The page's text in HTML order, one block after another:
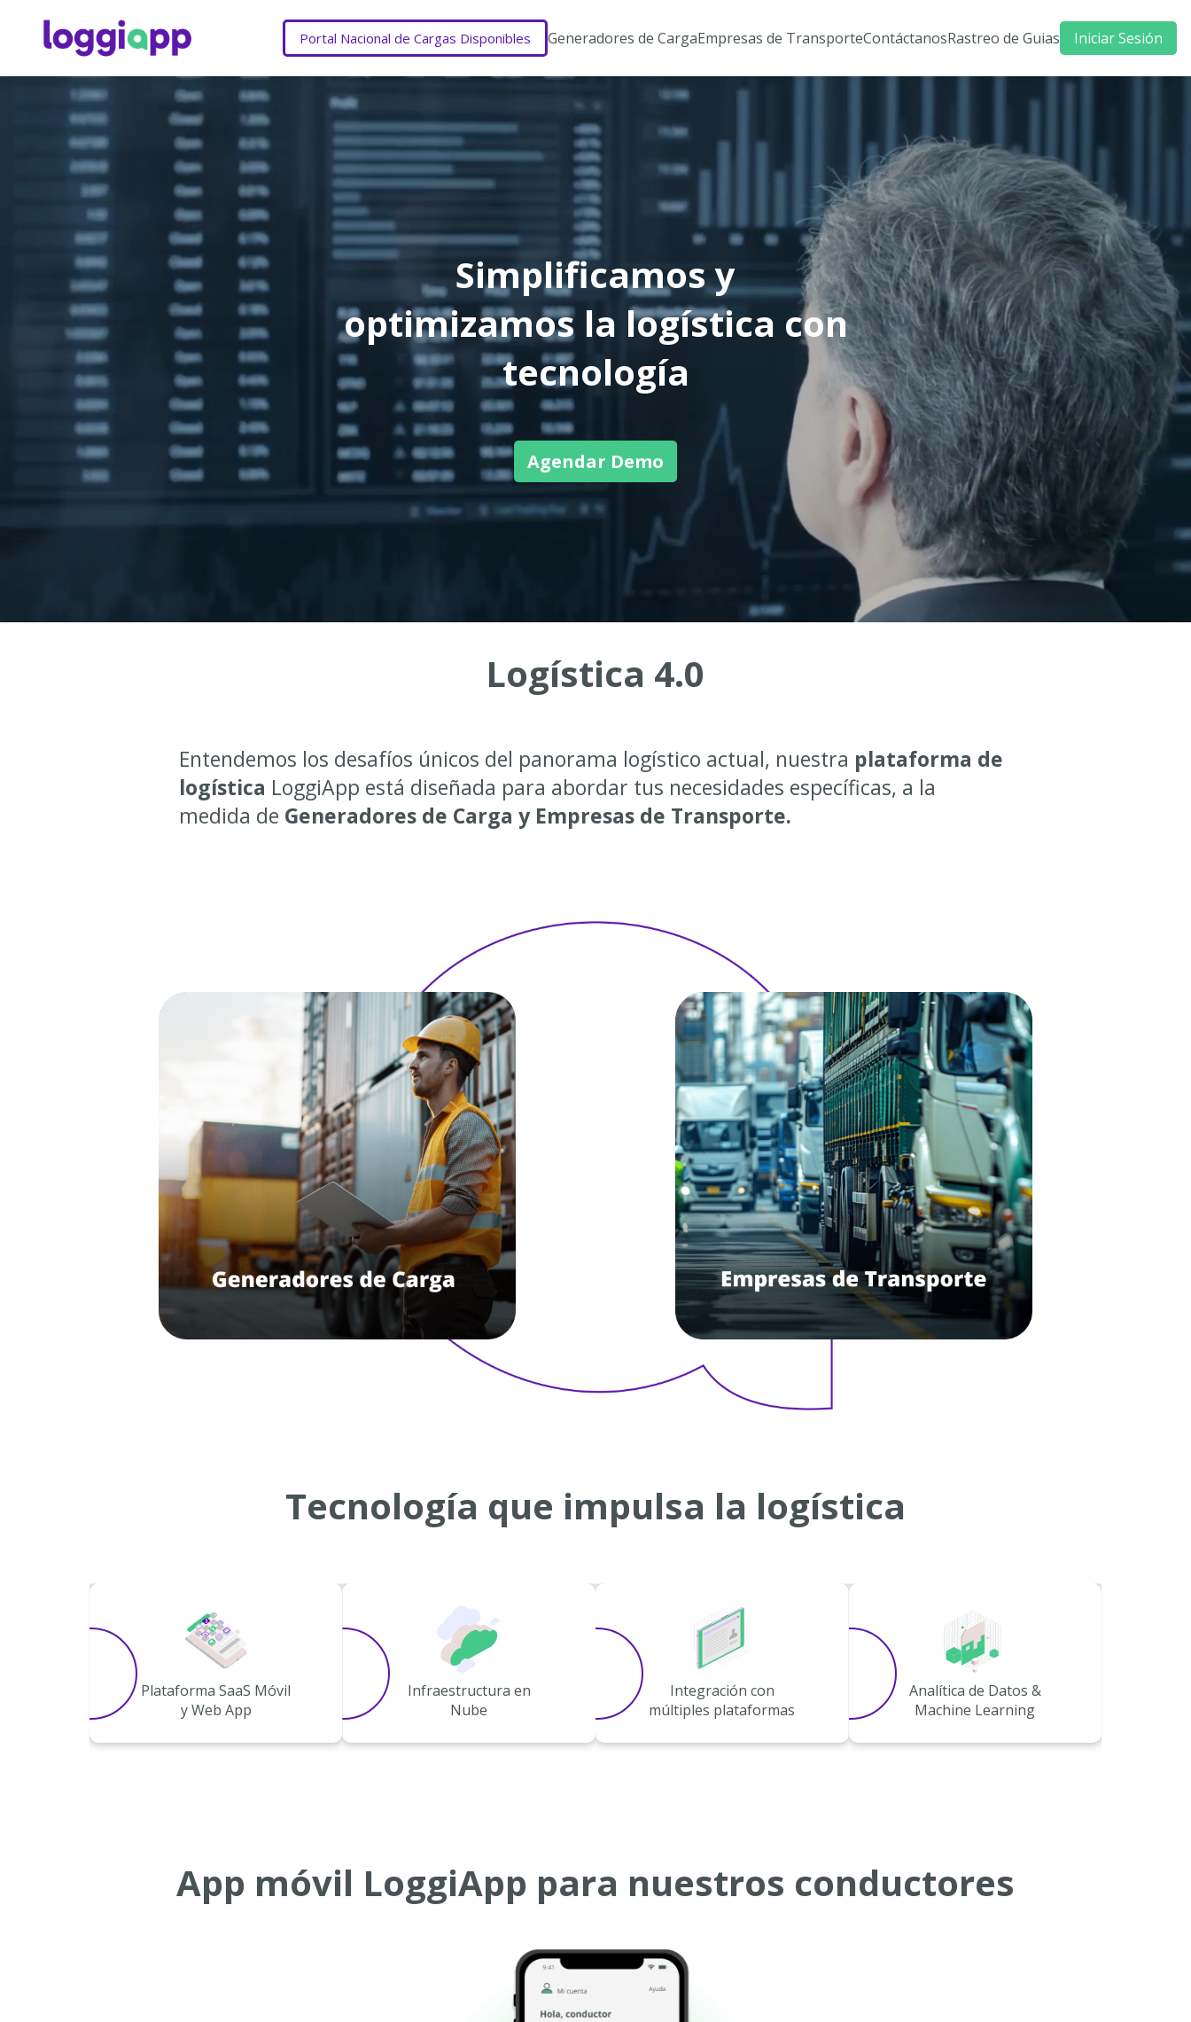
Portal Nacional de Cargas Disponibles Generadores de CargaEmpresas de TransporteContáctanosRastreo de Guias Iniciar Sesión
Simplificamos y
optimizamos la logística con
tecnología
Agendar Demo
Logística 4.0
Entendemos los desafíos únicos del panorama logístico actual, nuestra plataforma de
logística LoggiApp está diseñada para abordar tus necesidades específicas, a la
medida de Generadores de Carga y Empresas de Transporte.
Tecnología que impulsa la logística
Plataforma SaaS Móvil
y Web App
Infraestructura en
Nube
Integración con
múltiples plataformas
Analítica de Datos &
Machine Learning
App móvil LoggiApp para nuestros conductores